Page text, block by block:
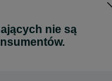
nie są